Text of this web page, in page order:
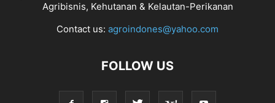
Agribisnis, Kehutanan & Kelautan-Perikanan
Contact us: agroindones@yahoo.com
FOLLOW US